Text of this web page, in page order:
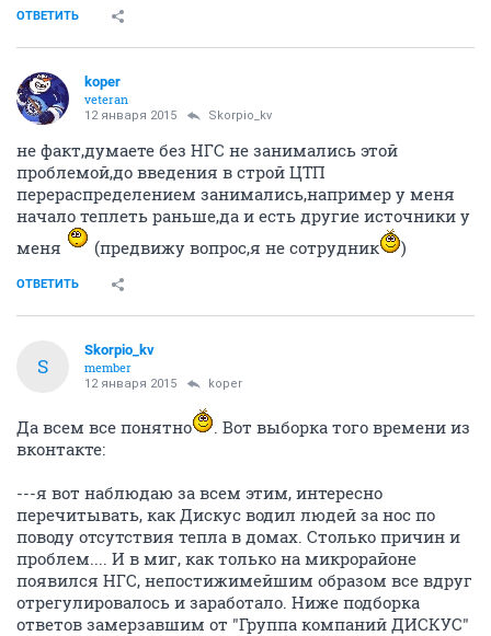
ОТВЕТИТЬ
koper
veteran
12 января 2015 Skorpio_kv
не факт,думаете без НГС не занимались этой
проблемой,до введения в строй ЦТП
перераспределением занимались,например у меня
начало теплеть раньше,да и есть другие источники у
меня
(предвижу вопрос,я не сотрудник )
ОТВЕТИТЬ
S
Skorpio_kv
member
12 января 2015 koper
Да всем все понятно
. Вот выборка того времени из
вконтакте:
---я вот наблюдаю за всем этим, интересно
перечитывать, как Дискус водил людей за нос по
поводу отсутствия тепла в домах. Столько причин и
проблем.... И в миг, как только на микрорайоне
появился НГС, непостижимейшим образом все вдруг
отрегулировалось и заработало. Ниже подборка
ответов замерзавшим от "Группа компаний ДИСКУС"